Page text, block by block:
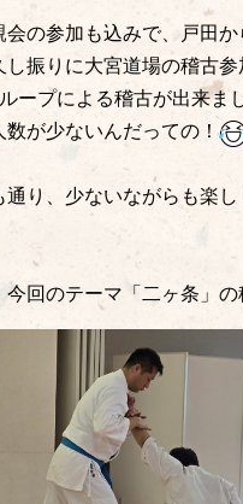
の参加も込みで、戸田か
し振りに大宮道場の稽古
ープによる稽古が出来ま
数が少ないんだっての！
通り、少ないながらも楽
回のテーマ「二ヶ条」の